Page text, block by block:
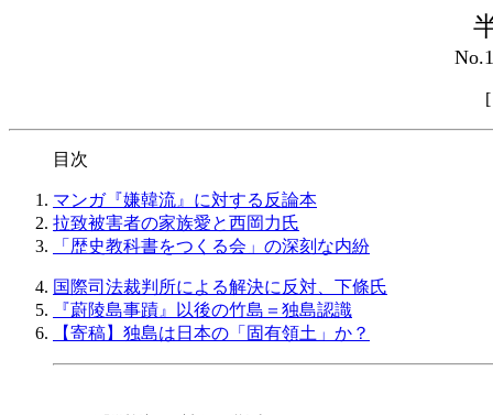
目次
マンガ『嫌韓流』に対する反論本
拉致被害者の家族愛と西岡力氏
「歴史教科書をつくる会」の深刻な内紛
国際司法裁判所による解決に反対、下條氏
『蔚陵島事蹟』以後の竹島＝独島認識
【寄稿】独島は日本の「固有領土」か？